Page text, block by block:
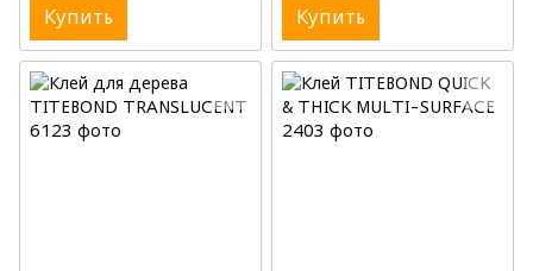
Купить Купить